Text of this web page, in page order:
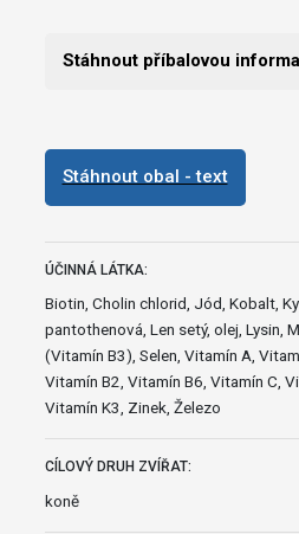
Stáhnout příbalovou
Stáhnout obal - text
ÚČINNÁ LÁTKA:
Biotin, Cholin chlorid, Jód, Kobalt,
pantothenová, Len setý, olej, Lysin,
(Vitamín B3), Selen, Vitamín A,
Vitamín B2, Vitamín B6, Vitamín C,
Vitamín K3, Zinek, Železo
CÍLOVÝ DRUH ZVÍŘAT:
koně